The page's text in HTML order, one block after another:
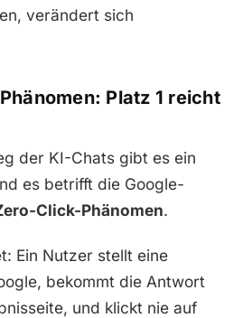
verändert sich
Platz 1 reicht
der KI-Chats gibt es ein
es betrifft die Google-
Click-Phänomen.
Ein Nutzer stellt eine
bekommt die Antwort
und klickt nie auf